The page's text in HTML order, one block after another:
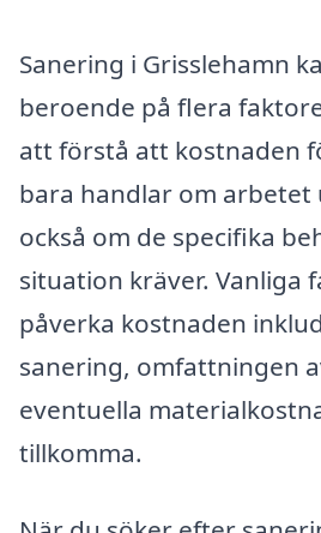
Sanering i Grisslehamn
beroende på flera
att förstå att kostnaden
bara handlar om
också om de specifika
situation kräver. Vanliga
påverka kostnaden
sanering, omfattningen
eventuella
tillkomma.